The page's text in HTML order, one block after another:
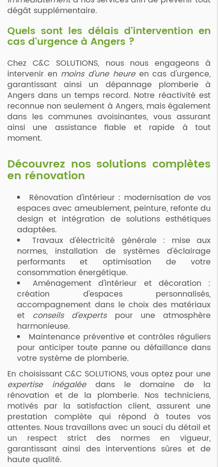
dégât supplémentaire.
Quels sont les délais d'intervention en
cas d'urgence à Angers ?
Chez C&C SOLUTIONS, nous nous engageons à
intervenir en moins d'une heureen cas d'urgence,
garantissant ainsi un dépannage plomberie à
Angers dans un temps record. Notre réactivité est
reconnue non seulement à Angers, mais également
dans les communes avoisinantes, vous assurant
ainsi une assistance fiable et rapide à tout
moment.
Découvrez nos solutions complètes
en rénovation
Rénovation d'intérieur : modernisation de vos
espaces avec ameublement, peinture, refonte du
design et intégration de solutions esthétiques
adaptées.
Travaux d'électricité générale : mise aux
normes, installation de systèmes d'éclairage
performants et optimisation de votre
consommation énergétique.
Aménagement d'intérieur et décoration :
création d'espaces personnalisés,
accompagnement dans le choix des matériaux
et conseils d'expertspour une atmosphère
harmonieuse.
Maintenance préventive et contrôles réguliers
pour anticiper toute panne ou défaillance dans
votre système de plomberie.
En choisissant C&C SOLUTIONS, vous optez pour une
expertise inégaléedans le domaine de la
rénovation et de la plomberie. Nos techniciens,
motivés par la satisfaction client, assurent une
prestation complète qui répond à toutes vos
attentes. Nous travaillons avec un souci du détail et
un respect strict des normes en vigueur,
garantissant ainsi des interventions sûres et de
haute qualité.